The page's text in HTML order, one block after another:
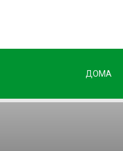
ДОМА